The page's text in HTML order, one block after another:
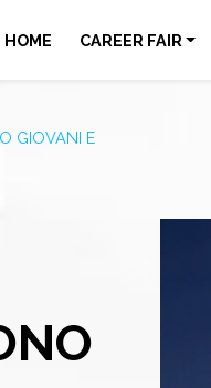
HOME CAREER FAIR
GIOVANI E